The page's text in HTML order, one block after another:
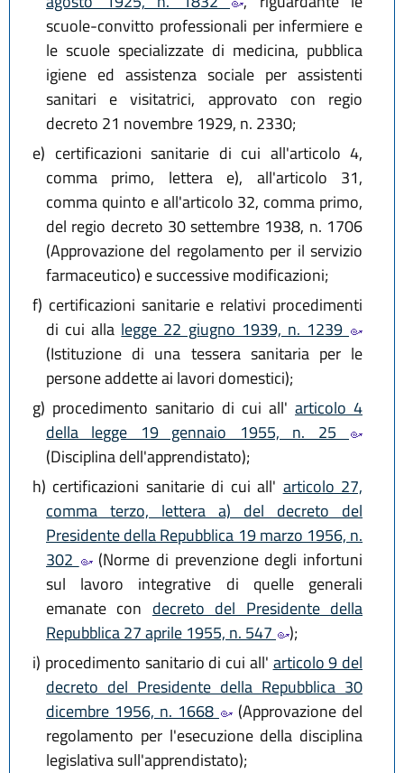
scuole-convitto professionali per infermiere e
le scuole specializzate di medicina, pubblica
igiene ed assistenza sociale per assistenti
sanitari e visitatrici, approvato con regio
decreto 21 novembre 1929, n. 2330;
e) certificazioni sanitarie di cui all'articolo 4,
comma primo, lettera e), all'articolo 31,
comma quinto e all'articolo 32, comma primo,
del regio decreto 30 settembre 1938, n. 1706
(Approvazione del regolamento per il servizio
farmaceutico) e successive modificazioni;
f) certificazioni sanitarie e relativi procedimenti
di cui alla legge 22 giugno 1939, n. 1239
(Istituzione di una tessera sanitaria per le
persone addette ai lavori domestici);
g) procedimento sanitario di cui all' articolo 4
della legge 19 gennaio 1955, n. 25
(Disciplina dell'apprendistato);
h) certificazioni sanitarie di cui all' articolo 27,
comma terzo, lettera a) del decreto del
Presidente della Repubblica 19 marzo 1956, n.
302
(Norme di prevenzione degli infortuni
sul lavoro integrative di quelle generali
emanate con decreto del Presidente della
Repubblica 27 aprile 1955, n. 547
);
i) procedimento sanitario di cui all' articolo 9 del
decreto del Presidente della Repubblica 30
dicembre 1956, n. 1668
(Approvazione del
regolamento per l'esecuzione della disciplina
legislativa sull'apprendistato);